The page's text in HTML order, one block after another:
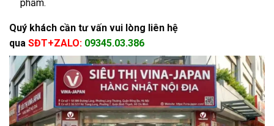
phẩm.
Quý khách cần tư vấn vui lòng liên hệ
qua SĐT+ZALO: 09345.03.386